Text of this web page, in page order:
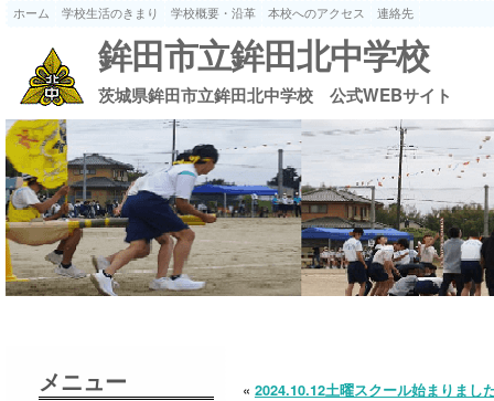
ホーム 学校生活のきまり 学校概要・沿革 本校へのアクセス 連絡先
鉾田市立鉾田北中学校
茨城県鉾田市立鉾田北中学校 公式WEBサイト
メニュー « 2024.10.12土曜スクール始まりまし